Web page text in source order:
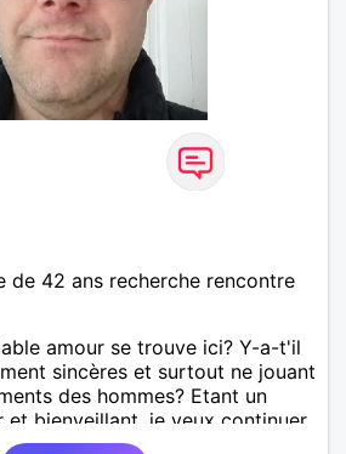
de 42 ans recherche rencontre
amour se trouve ici? Y-a-t'il
sincères et surtout ne jouant
des hommes? Etant un
et bienveillant, je veux continuer
enfin former la petite famille